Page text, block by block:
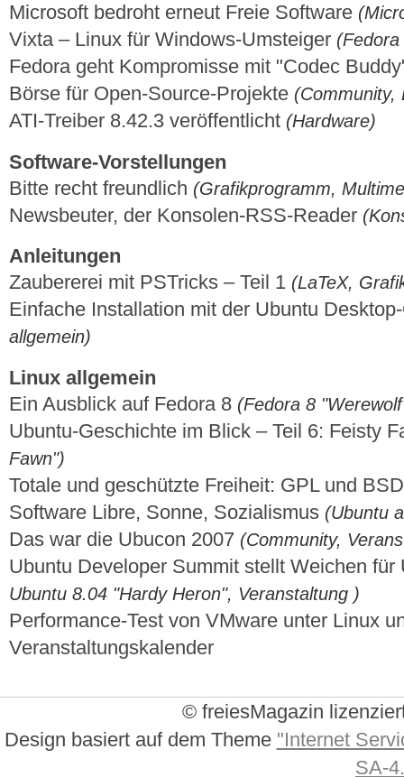
Microsoft bedroht erneut Freie Software
Vixta – Linux für Windows-Umsteiger
Fedora geht Kompromisse mit "Codec
Börse für Open-Source-Projekte (Community,
ATI-Treiber 8.42.3 veröffentlicht (Hardware)
Software-Vorstellungen
Bitte recht freundlich (Grafikprogramm,
Newsbeuter, der Konsolen-RSS-Reader
Anleitungen
Zaubererei mit PSTricks – Teil 1 (LaTeX,
Einfache Installation mit der Ubuntu
allgemein)
Linux allgemein
Ein Ausblick auf Fedora 8 (Fedora 8
Ubuntu-Geschichte im Blick – Teil 6: Feisty
Fawn")
Totale und geschützte Freiheit: GPL und
Software Libre, Sonne, Sozialismus (Ubuntu
Das war die Ubucon 2007 (Community,
Ubuntu Developer Summit stellt Weichen
Ubuntu 8.04 "Hardy Heron", Veranstaltung )
Performance-Test von VMware unter Linux
Veranstaltungskalender
© freiesMagazin
Design basiert auf dem Theme "Internet
SA-